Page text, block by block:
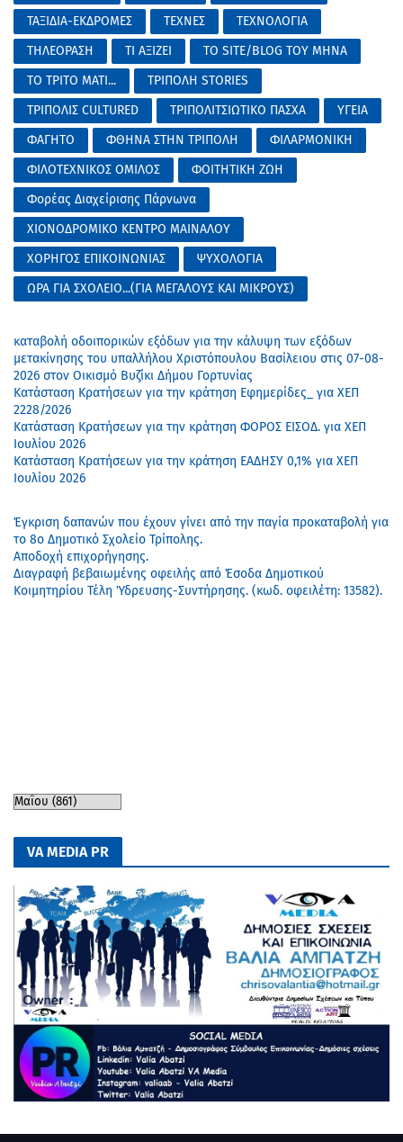
ΤΑΞΙΔΙΑ-ΕΚΔΡΟΜΕΣ
ΤΕΧΝΕΣ
ΤΕΧΝΟΛΟΓΙΑ
ΤΗΛΕΟΡΑΣΗ
ΤΙ ΑΞΙΖΕΙ
ΤΟ SITE/BLOG ΤΟΥ ΜΗΝΑ
ΤΟ ΤΡΙΤΟ ΜΑΤΙ...
ΤΡΙΠΟΛΗ STORIES
ΤΡΙΠΟΛΙΣ CULTURED
ΤΡΙΠΟΛΙΤΣΙΩΤΙΚΟ ΠΑΣΧΑ
ΥΓΕΙΑ
ΦΑΓΗΤΟ
ΦΘΗΝΑ ΣΤΗΝ ΤΡΙΠΟΛΗ
ΦΙΛΑΡΜΟΝΙΚΗ
ΦΙΛΟΤΕΧΝΙΚΟΣ ΟΜΙΛΟΣ
ΦΟΙΤΗΤΙΚΗ ΖΩΗ
Φορέας Διαχείρισης Πάρνωνα
ΧΙΟΝΟΔΡΟΜΙΚΟ ΚΕΝΤΡΟ ΜΑΙΝΑΛΟΥ
ΧΟΡΗΓΟΣ ΕΠΙΚΟΙΝΩΝΙΑΣ
ΨΥΧΟΛΟΓΙΑ
ΩΡΑ ΓΙΑ ΣΧΟΛΕΙΟ...(ΓΙΑ ΜΕΓΑΛΟΥΣ ΚΑΙ ΜΙΚΡΟΥΣ)
καταβολή οδοιπορικών εξόδων για την κάλυψη των εξόδων
μετακίνησης του υπαλλήλου Χριστόπουλου Βασίλειου στις 07-08-
2026 στον Οικισμό Βυζίκι Δήμου Γορτυνίας
Κατάσταση Κρατήσεων για την κράτηση Εφημερίδες_ για ΧΕΠ
2228/2026
Κατάσταση Κρατήσεων για την κράτηση ΦΟΡΟΣ ΕΙΣΟΔ. για ΧΕΠ
Ιουλίου 2026
Κατάσταση Κρατήσεων για την κράτηση ΕΑΔΗΣΥ 0,1% για ΧΕΠ
Ιουλίου 2026
Έγκριση δαπανών που έχουν γίνει από την παγία προκαταβολή για
το 8ο Δημοτικό Σχολείο Τρίπολης.
Αποδοχή επιχορήγησης.
Διαγραφή βεβαιωμένης οφειλής από Έσοδα Δημοτικού
Κοιμητηρίου Τέλη Ύδρευσης-Συντήρησης. (κωδ. οφειλέτη: 13582).
VA MEDIA PR